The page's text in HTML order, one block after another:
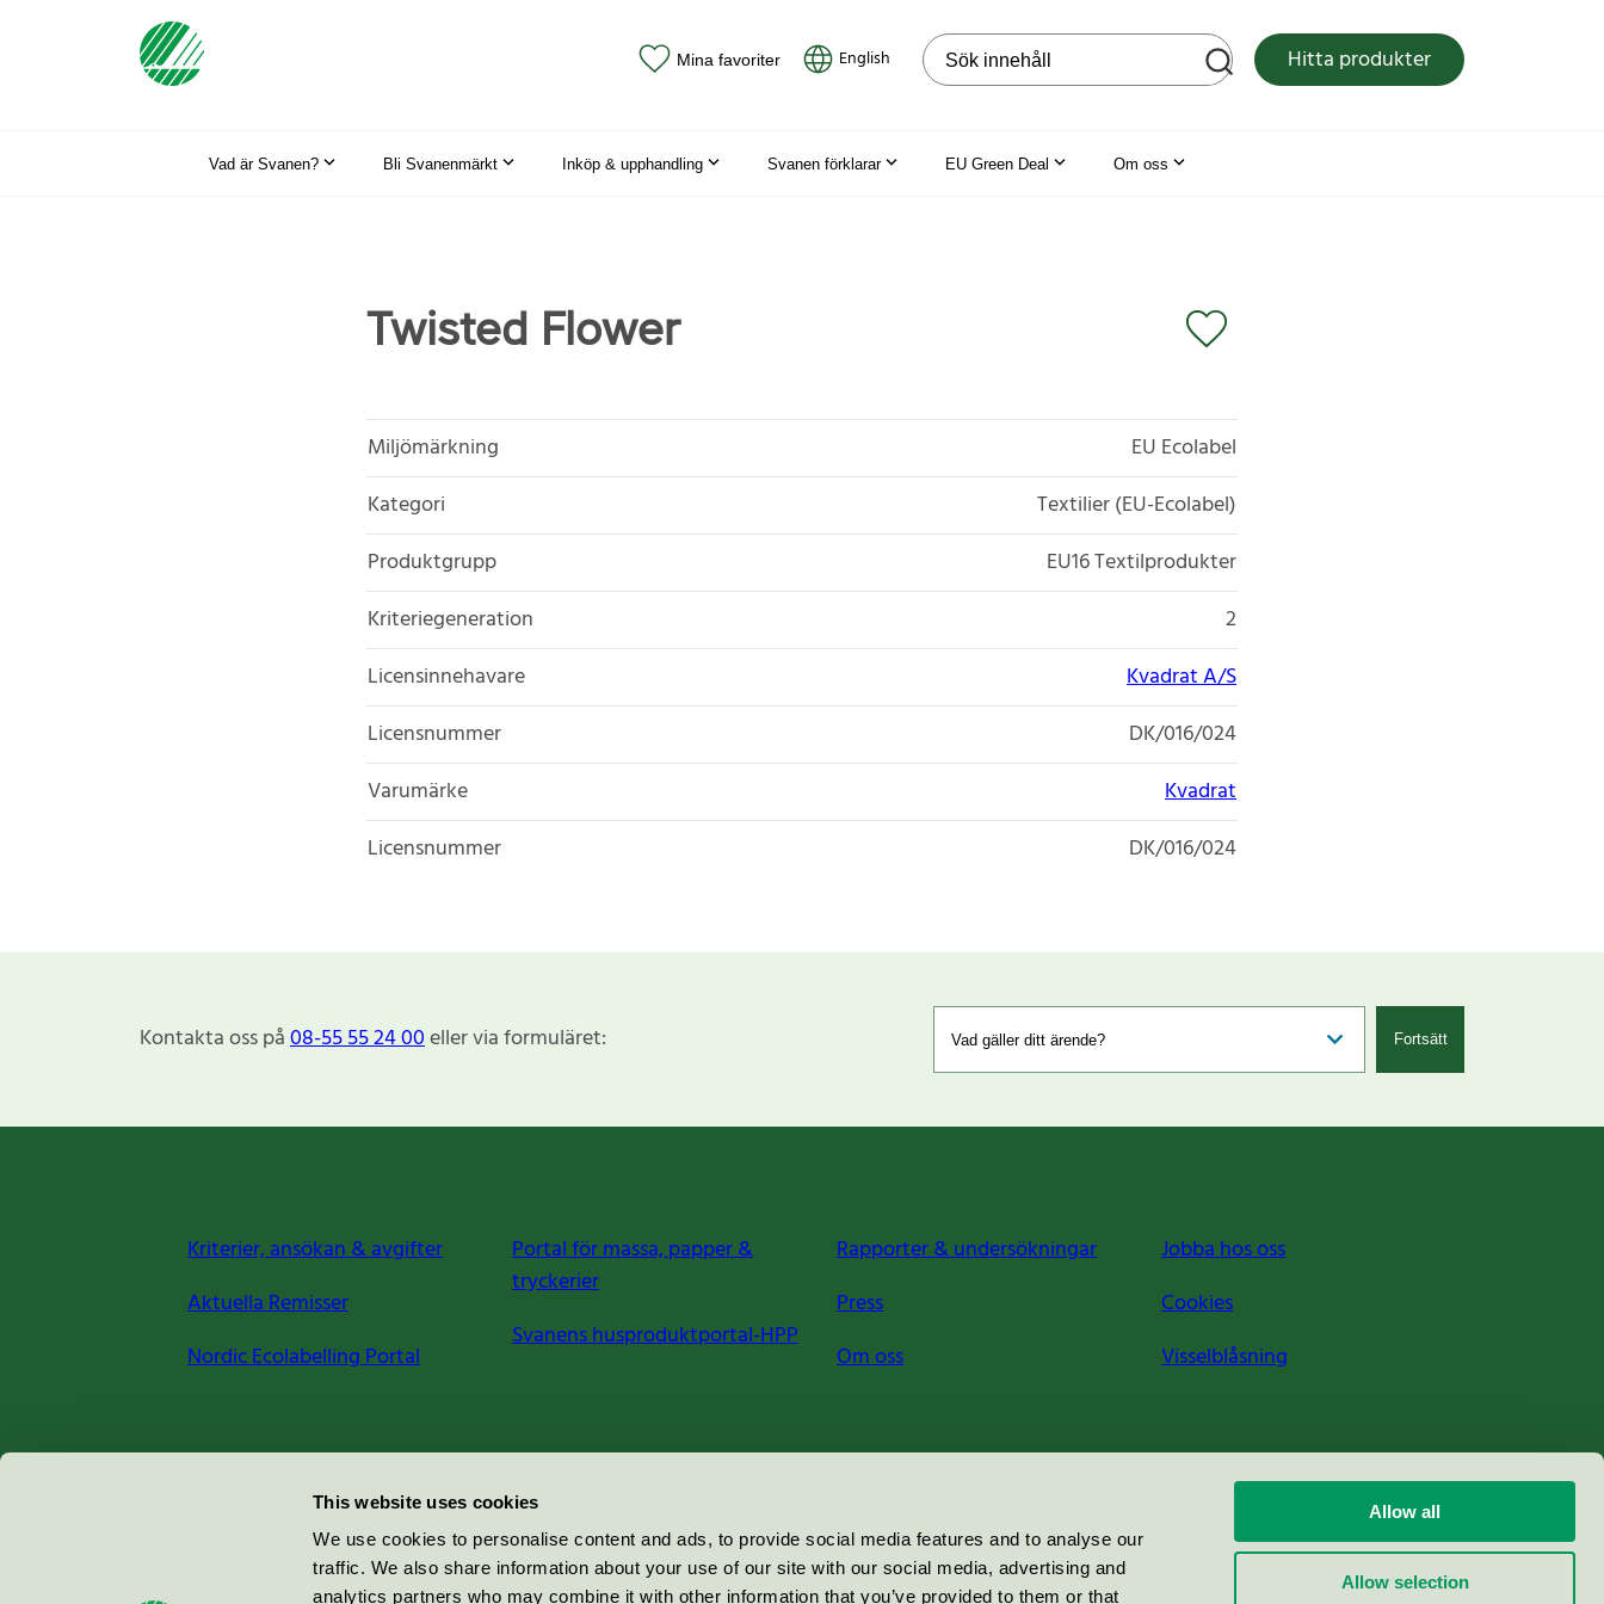
This website uses cookies
We use cookies to personalise content and ads, to provide social media features and to analyse our
traffic. We also share information about your use of our site with our social media, advertising and
analytics partners who may combine it with other information that you’ve provided to them or that
Allow all
Allow selection
Mina favoriter English Sök på webbplatsen Hitta produkter
Vad är Svanen? Bli Svanenmärkt Inköp & upphandling Svanen förklarar EU Green Deal Om oss
Twisted Flower
Miljömärkning
EU Ecolabel
Kategori
Textilier (EU-Ecolabel)
Produktgrupp
EU16 Textilprodukter
Kriteriegeneration
2
Licensinnehavare
Kvadrat A/S
Licensnummer
DK/016/024
Varumärke
Kvadrat
Licensnummer
DK/016/024
Kontakta oss på08-55 55 24 00eller via formuläret: Fortsätt
Kriterier, ansökan & avgifter
Aktuella Remisser
Nordic Ecolabelling Portal
Portal för massa, papper &
tryckerier
Svanens husproduktportal-HPP
Rapporter & undersökningar
Press
Om oss
Jobba hos oss
Cookies
Visselblåsning
Miljömärkning Sverige AB
100 64